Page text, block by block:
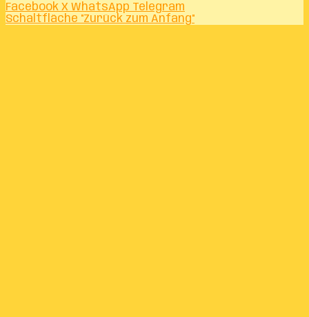
Facebook X WhatsApp Telegram
Schaltfläche "Zurück zum Anfang"